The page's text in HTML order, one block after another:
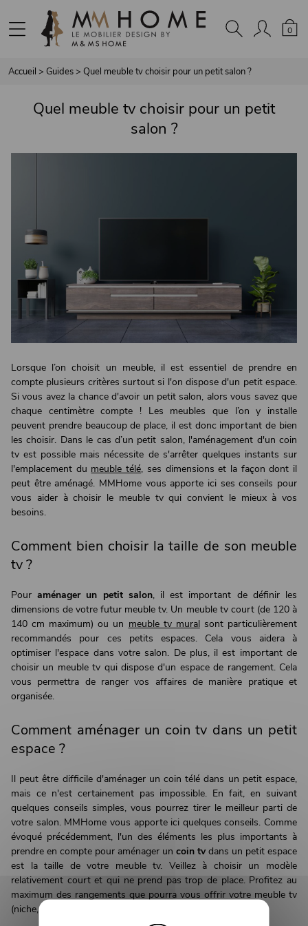
0
Accueil > Guides> Quel meuble tv choisir pour un petit salon ?
Quel meuble tv choisir pour un petit
salon ?
Lorsque l’on choisit un meuble, il est essentiel de prendre en
compte plusieurs critères surtout si l'on dispose d'un petit espace.
Si vous avez la chance d'avoir un petit salon, alors vous savez que
chaque centimètre compte ! Les meubles que l’on y installe
peuvent prendre beaucoup de place, il est donc important de bien
les choisir. Dans le cas d’un petit salon, l'aménagement d'un coin
tv est possible mais nécessite de s'arrêter quelques instants sur
l'emplacement du meuble télé, ses dimensions et la façon dont il
peut être aménagé. MMHome vous apporte ici ses conseils pour
vous aider à choisir le meuble tv qui convient le mieux à vos
besoins.
Comment bien choisir la taille de son meuble
tv ?
Pouraménager un petit salon, il est important de définir les
dimensions de votre futur meuble tv. Un meuble tv court (de 120 à
140 cm maximum) ou un meuble tv muralsont particulièrement
recommandés pour ces petits espaces. Cela vous aidera à
optimiser l'espace dans votre salon. De plus, il est important de
choisir un meuble tv qui dispose d'un espace de rangement. Cela
vous permettra de ranger vos affaires de manière pratique et
organisée.
Comment aménager un coin tv dans un petit
espace ?
Il peut être difficile d'aménager un coin télé dans un petit espace,
mais ce n'est certainement pas impossible. En fait, en suivant
quelques conseils simples, vous pourrez tirer le meilleur parti de
votre salon. MMHome vous apporte ici quelques conseils. Comme
évoqué précédemment, l'un des éléments les plus importants à
prendre en compte pour aménager un coin tvdans un petit espace
est la taille de votre meuble tv. Veillez à choisir un modèle
relativement court et qui ne prend pas trop de place. Profitez au
maximum des rangements que pourra vous offrir votre meuble tv
(niche, placards, tiroirs…).
Panneau de gestion des cookies